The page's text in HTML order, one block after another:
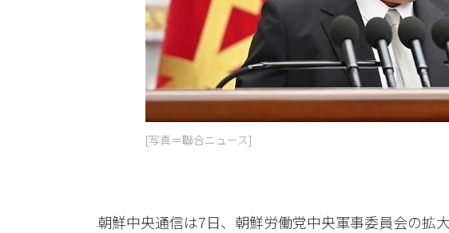
[写真＝聯合ニュース]
朝鮮中央通信は7日、朝鮮労働党中央軍事委員会の拡